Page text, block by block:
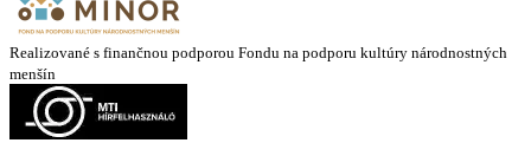
Realizované s finančnou podporou Fondu na podporu kultúry národnostných
menšín